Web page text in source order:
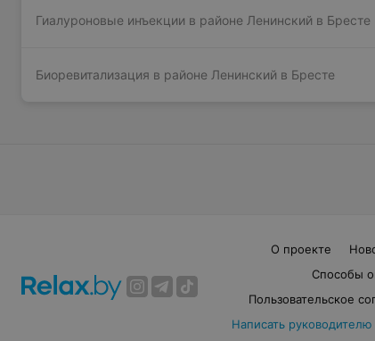
Гиалуроновые инъекции в районе Ленинский в Бресте
Биоревитализация в районе Ленинский в Бресте
О проекте
Способы
Пользовательское
Написать